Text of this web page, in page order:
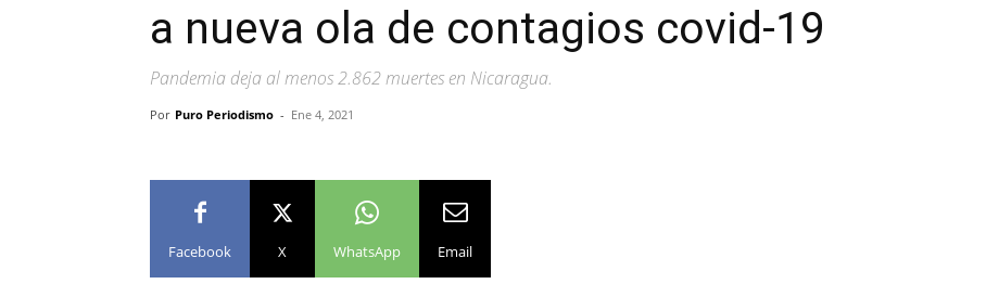
a nueva ola de contagios covid-19
Pandemia deja al menos 2.862 muertes en Nicaragua.
Por Puro Periodismo - Ene 4, 2021
Facebook X WhatsApp Email